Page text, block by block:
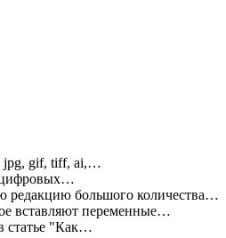
jpg, gif, tiff, ai,…
цифровых…
редакцию большого количества…
вставляют переменные…
статье "Как…